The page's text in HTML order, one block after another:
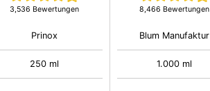
3,536 Bewertungen
Prinox
250 ml
8,466 Bewertungen
Blum Manufaktur
1.000 ml